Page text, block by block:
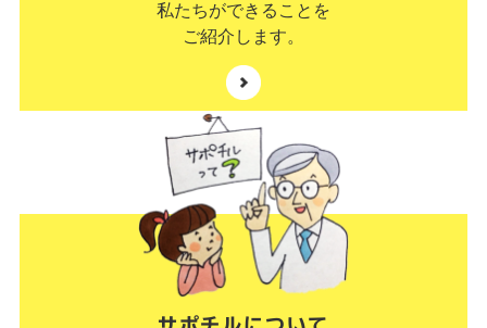
私たちができることを
ご紹介します。